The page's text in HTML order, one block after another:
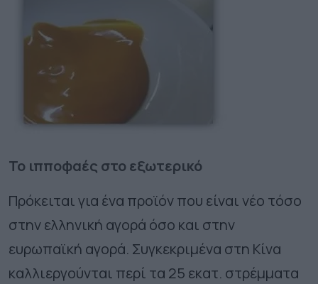
Το ιπποφαές στο εξωτερικό
Πρόκειται για ένα προϊόν που είναι νέο τόσο
στην ελληνική αγορά όσο και στην
ευρωπαϊκή αγορά. Συγκεκριμένα στη Κίνα
καλλιεργούνται περί τα 25 εκατ. στρέμματα